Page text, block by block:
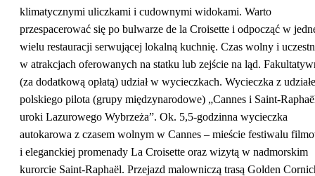
klimatycznymi uliczkami i cudownymi widokami. Warto
przespacerować się po bulwarze de la Croisette i odpocząć w
wielu restauracji serwującej lokalną kuchnię. Czas wolny i
w atrakcjach oferowanych na statku lub zejście na ląd.
(za dodatkową opłatą) udział w wycieczkach. Wycieczka z
polskiego pilota (grupy międzynarodowe) „Cannes i Saint-
uroki Lazurowego Wybrzeża”. Ok. 5,5-godzinna wycieczka
autokarowa z czasem wolnym w Cannes – mieście festiwalu
i eleganckiej promenady La Croisette oraz wizytą w nadmorskim
kurorcie Saint-Raphaël. Przejazd malowniczą trasą Golden